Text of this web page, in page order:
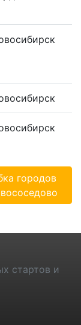
городов
стартов и